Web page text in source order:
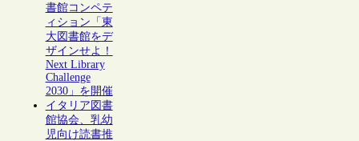
書館コンペテ
ィション「東
大図書館をデ
ザインせよ！
Next Library
Challenge
2030」を開催
イタリア図書
館協会、乳幼
児向け読書推